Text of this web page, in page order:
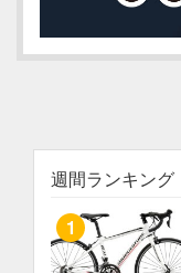
週間ランキング